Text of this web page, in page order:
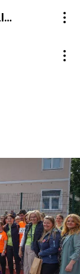
29. LETNE IGRE SPECIALNE OLIMPIADE SLOVENIJE ZA GORENJSKO REGIJO